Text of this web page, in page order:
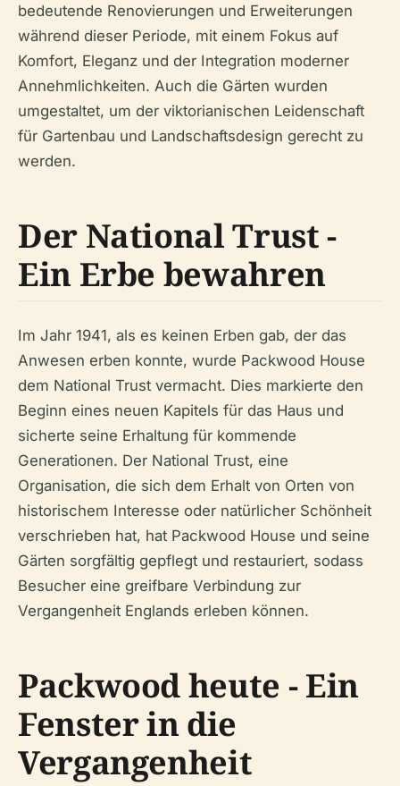
bedeutende Renovierungen und Erweiterungen
während dieser Periode, mit einem Fokus auf
Komfort, Eleganz und der Integration moderner
Annehmlichkeiten. Auch die Gärten wurden
umgestaltet, um der viktorianischen Leidenschaft
für Gartenbau und Landschaftsdesign gerecht zu
werden.
Der National Trust -
Ein Erbe bewahren
Im Jahr 1941, als es keinen Erben gab, der das
Anwesen erben konnte, wurde Packwood House
dem National Trust vermacht. Dies markierte den
Beginn eines neuen Kapitels für das Haus und
sicherte seine Erhaltung für kommende
Generationen. Der National Trust, eine
Organisation, die sich dem Erhalt von Orten von
historischem Interesse oder natürlicher Schönheit
verschrieben hat, hat Packwood House und seine
Gärten sorgfältig gepflegt und restauriert, sodass
Besucher eine greifbare Verbindung zur
Vergangenheit Englands erleben können.
Packwood heute - Ein
Fenster in die
Vergangenheit